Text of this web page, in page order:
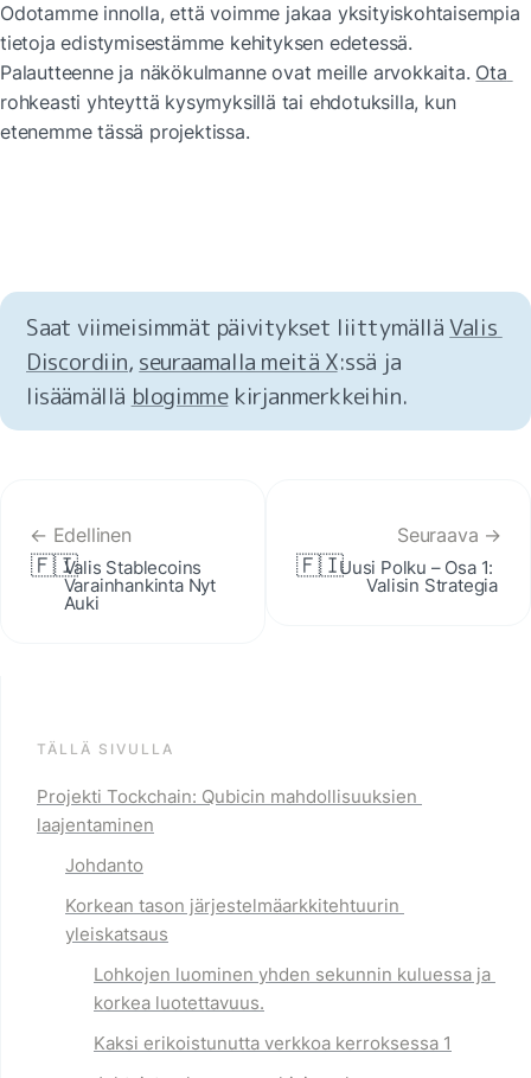
Odotamme innolla, että voimme jakaa yksityiskohtaisempia
tietoja edistymisestämme kehityksen edetessä.
Palautteenne ja näkökulmanne ovat meille arvokkaita.
rohkeasti yhteyttä kysymyksillä tai ehdotuksilla, kun
etenemme tässä projektissa.
Saat viimeisimmät päivitykset liittymällä Valis
Discordiin, seuraamalla meitä X:ssä ja
lisäämällä blogimme kirjanmerkkeihin.
← Edellinen
🇫🇮Valis Stablecoins
Varainhankinta Nyt
Auki
Seuraava →
🇫🇮Uusi Polku – Osa 1:
Valisin Strategia
TÄLLÄ SIVULLA
Projekti Tockchain: Qubicin mahdollisuuksien
laajentaminen
Johdanto
Korkean tason järjestelmäarkkitehtuurin
yleiskatsaus
Lohkojen luominen yhden sekunnin kuluessa ja
korkea luotettavuus.
Kaksi erikoistunutta verkkoa kerroksessa 1